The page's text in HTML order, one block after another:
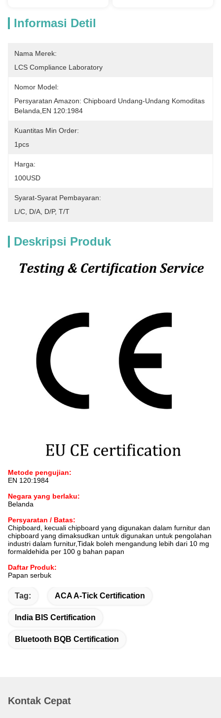
Informasi Detil
Nama Merek:
LCS Compliance Laboratory
Nomor Model:
Persyaratan Amazon: Chipboard Undang-Undang Komoditas
Belanda,EN 120:1984
Kuantitas Min Order:
1pcs
Harga:
100USD
Syarat-Syarat Pembayaran:
L/C, D/A, D/P, T/T
Deskripsi Produk
Metode pengujian:
EN 120:1984
Negara yang berlaku:
Belanda
Persyaratan / Batas:
Chipboard, kecuali chipboard yang digunakan dalam furnitur dan
chipboard yang dimaksudkan untuk digunakan untuk pengolahan
industri dalam furnitur,Tidak boleh mengandung lebih dari 10 mg
formaldehida per 100 g bahan papan
Daftar Produk:
Papan serbuk
Tag: ACA A-Tick Certification
India BIS Certification
Bluetooth BQB Certification
Kontak Cepat